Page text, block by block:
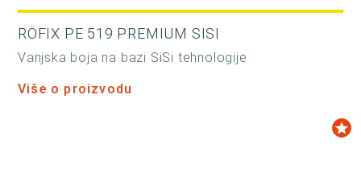
RÖFIX PE 519 PREMIUM SISI
Vanjska boja na bazi SiSi tehnologije
Više o proizvodu